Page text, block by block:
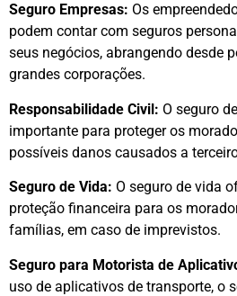
Seguro Empresas: Os
podem contar com seguros
seus negócios, abrangendo desde
grandes corporações.
Responsabilidade Civil: O seguro
importante para proteger os
possíveis danos causados a
Seguro de Vida: O seguro de vida
proteção financeira para os
famílias, em caso de imprevistos.
Seguro para Motorista de
uso de aplicativos de transporte, o